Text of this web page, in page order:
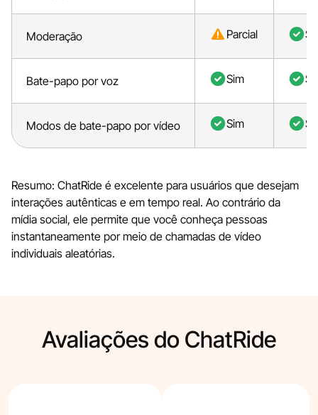
Moderação Parcial
Bate-papo por voz Sim
Modos de bate-papo por vídeo Sim
Resumo: ChatRide é excelente para usuários que desejam
interações autênticas e em tempo real. Ao contrário da
mídia social, ele permite que você conheça pessoas
instantaneamente por meio de chamadas de vídeo
individuais aleatórias.
Avaliações do ChatRide